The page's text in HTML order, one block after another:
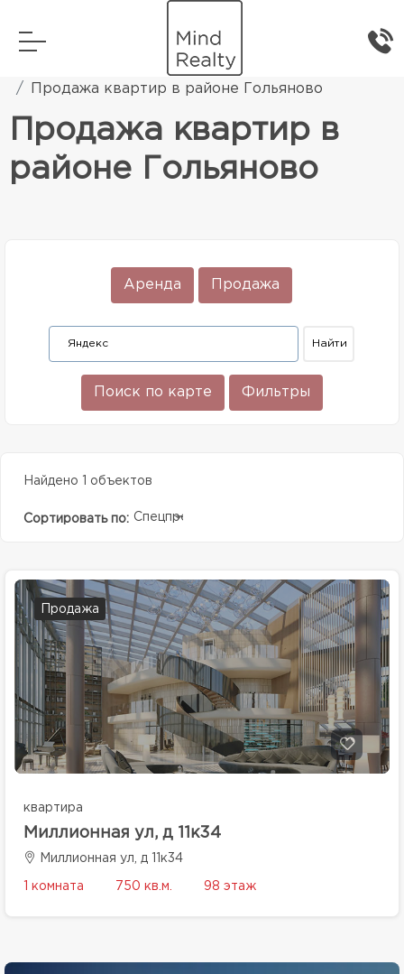
Элитная жилая недвижимость
Продажа квартир в районе Гольяново
Продажа квартир в
районе Гольяново
Аренда Продажа
Поиск по карте Фильтры
Найдено 1 объектов
Сортировать по: Спецпредолжение
Продажа
квартира
Миллионная ул, д 11к34
Миллионная ул, д 11к34
1 комната 750 кв.м. 98 этаж